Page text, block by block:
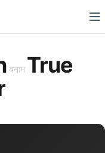
बनाम True